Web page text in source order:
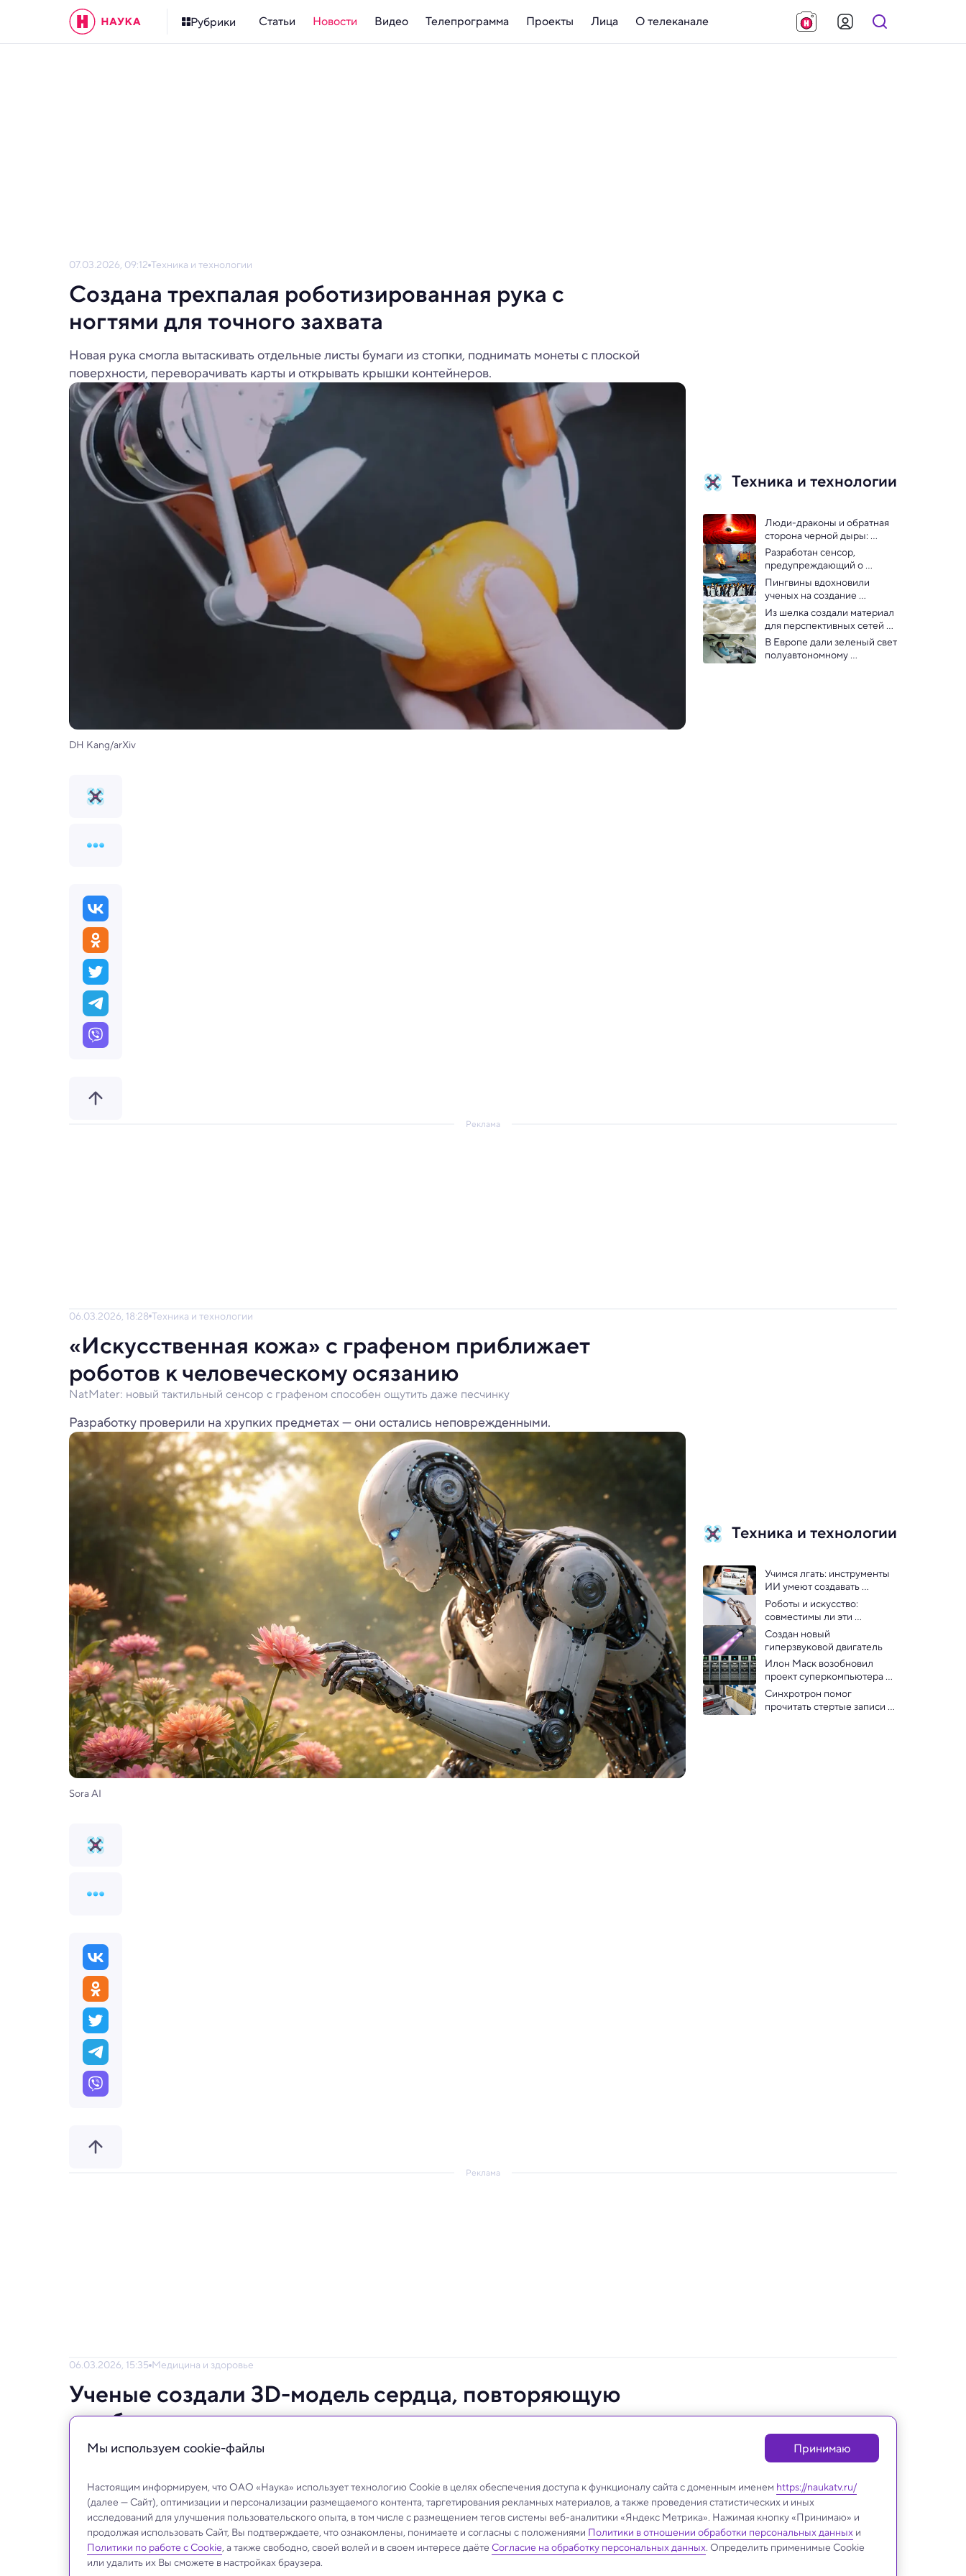
Рубрики Статьи Новости Видео Телепрограмма Проекты Лица О телеканале
07.03.2026, 09:12 Техника и технологии
Создана трехпалая роботизированная рука с
ногтями для точного захвата
Новая рука смогла вытаскивать отдельные листы бумаги из стопки, поднимать монеты с плоской
поверхности, переворачивать карты и открывать крышки контейнеров.
DH Kang/arXiv
Техника и технологии
Люди-драконы и обратная
сторона черной дыры:
главные научные события
года
Разработан сенсор,
предупреждающий о
взрыве аккумулятора
Пингвины вдохновили
ученых на создание
высокотехнологичной
пленки
Из шелка создали материал
для перспективных сетей
6G
В Европе дали зеленый свет
полуавтономному
Реклама
06.03.2026, 18:28 Техника и технологии
«Искусственная кожа» с графеном приближает
роботов к человеческому осязанию
NatMater: новый тактильный сенсор с графеном способен ощутить даже песчинку
Разработку проверили на хрупких предметах — они остались неповрежденными.
Sora AI
Техника и технологии
Учимся лгать: инструменты
ИИ умеют создавать
дезинформацию
Роботы и искусство:
совместимы ли эти
понятия?
Создан новый
гиперзвуковой двигатель
Илон Маск возобновил
проект суперкомпьютера
Dojo для собственного ИИ
Синхротрон помог
прочитать стертые записи
Реклама
06.03.2026, 15:35 Медицина и здоровье
Ученые создали 3D-модель сердца, повторяющую
его биение: видео
Модель включает предсердие, желудочек и митральный клапан, предоставляя врачам
особенностей пациентов и особенностей кровотока.
Мы используем сookie-файлы Принимаю
Настоящим информируем, что ОАО «Наука» использует технологию Cookie в целях обеспечения доступа к функционалу сайта с доменным именем https://naukatv.ru/
(далее — Сайт), оптимизации и персонализации размещаемого контента, таргетирования рекламных материалов, а также проведения статистических и иных
исследований для улучшения пользовательского опыта, в том числе с размещением тегов системы веб-аналитики «Яндекс Метрика». Нажимая кнопку «Принимаю» и
продолжая использовать Сайт, Вы подтверждаете, что ознакомлены, понимаете и согласны с положениями Политики в отношении обработки персональных данных и
Политики по работе с Cookie, а также свободно, своей волей и в своем интересе даёте Согласие на обработку персональных данных. Определить применимые Cookie
или удалить их Вы сможете в настройках браузера.